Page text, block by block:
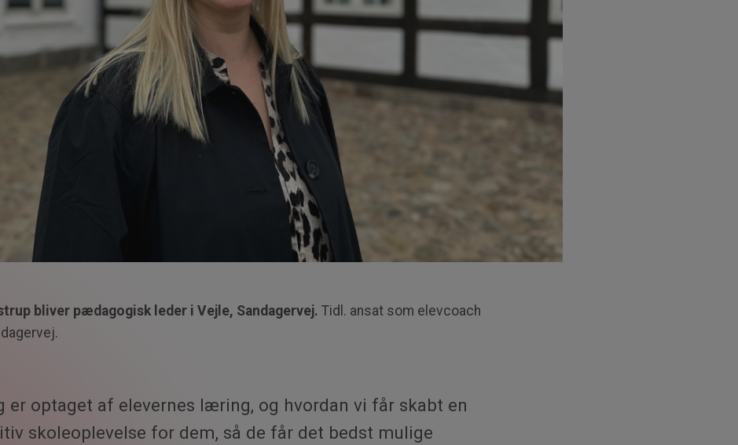
bliver pædagogisk leder i Vejle, Sandagervej. Tidl. ansat som elevcoach
er optaget af elevernes læring, og hvordan vi får skabt en
skoleoplevelse for dem, så de får det bedst mulige